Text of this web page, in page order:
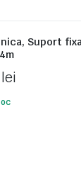
Suport
lei